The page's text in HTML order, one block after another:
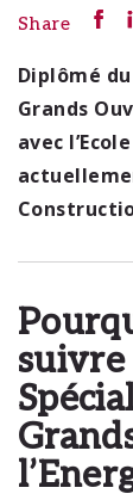
Share
Diplômé
Grands
avec
suivre